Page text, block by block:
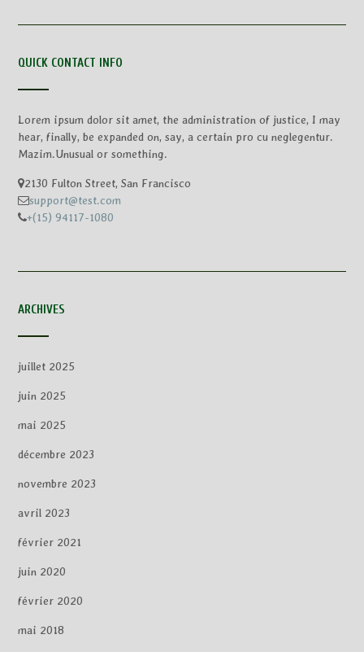
QUICK CONTACT INFO
Lorem ipsum dolor sit amet, the administration of justice, I may
hear, finally, be expanded on, say, a certain pro cu neglegentur.
Mazim.Unusual or something.
2130 Fulton Street, San Francisco
support@test.com
+(15) 94117-1080
ARCHIVES
juillet 2025
juin 2025
mai 2025
décembre 2023
novembre 2023
avril 2023
février 2021
juin 2020
février 2020
mai 2018